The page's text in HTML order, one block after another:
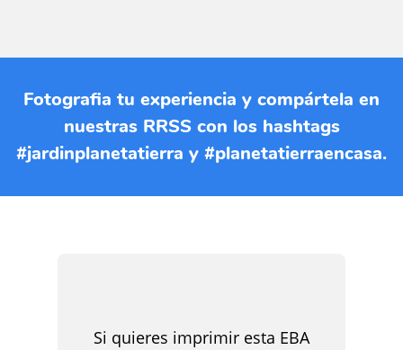
Fotografia tu experiencia y compártela en
nuestras RRSS con los hashtags
#jardinplanetatierra y #planetatierraencasa.
Si quieres imprimir esta EBA